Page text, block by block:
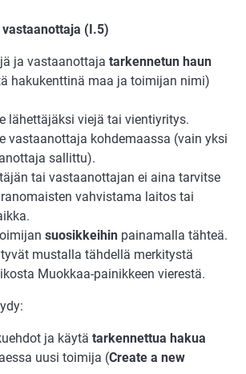
(I.5)
ja vastaanottaja tarkennetun haun
hakukenttinä maa ja toimijan nimi)
lähettäjäksi viejä tai vientiyritys.
vastaanottaja kohdemaassa (vain yksi
sallittu).
tai vastaanottajan ei aina tarvitse
vahvistama laitos tai
suosikkeihin painamalla tähteä.
mustalla tähdellä merkitystä
Muokkaa-painikkeen vierestä.
ja käytä tarkennettua hakua
uusi toimija (Create a new